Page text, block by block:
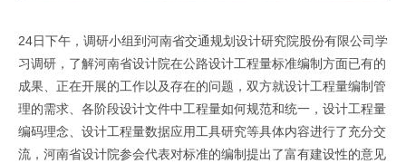
24日下午，调研小组到河南省交通规划设计研究院股份有限公司学
习调研，了解河南省设计院在公路设计工程量标准编制方面已有的
成果、正在开展的工作以及存在的问题，双方就设计工程量编制管
理的需求、各阶段设计文件中工程量如何规范和统一，设计工程量
编码理念、设计工程量数据应用工具研究等具体内容进行了充分交
流，河南省设计院参会代表对标准的编制提出了富有建设性的意见